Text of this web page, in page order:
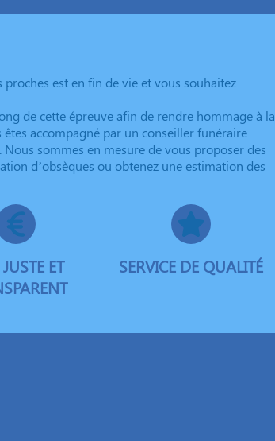
proches est en fin de vie et vous souhaitez
de cette épreuve afin de rendre hommage à la
êtes accompagné par un conseiller funéraire
sommes en mesure de vous proposer des
d’obsèques ou obtenez une estimation des
ET
SERVICE DE QUALITÉ